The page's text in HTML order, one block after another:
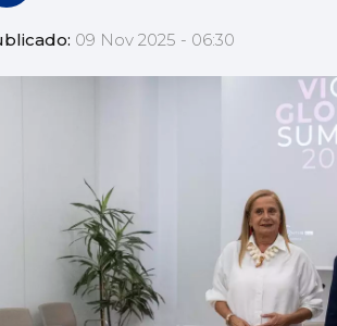
09 Nov 2025 - 06:30